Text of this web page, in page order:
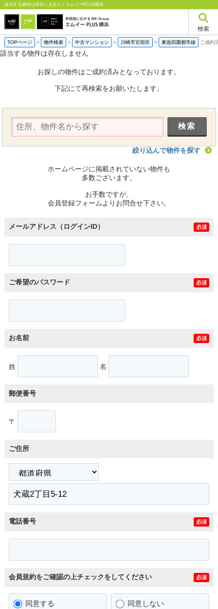
該当する物件は存在しません｜エムイーPLUS横浜
検索
TOPページ > 物件検索 > 中古マンション > 川崎市宮前区 > 東急田園都市線 ご成約
該当する物件は存在しません
お探しの物件はご成約済みとなっております。
下記にて再検索をお願いたします。
絞り込んで物件を探す
ホームページに掲載されていない物件も
多数ございます。
お手数ですが、
会員登録フォームよりお問合せ下さい。
メールアドレス（ログインID） 必須
ご希望のパスワード 必須
お名前 必須
姓 名
郵便番号
〒
ご住所
電話番号 必須
会員規約をご確認の上チェックをしてください 必須
同意する 同意しない